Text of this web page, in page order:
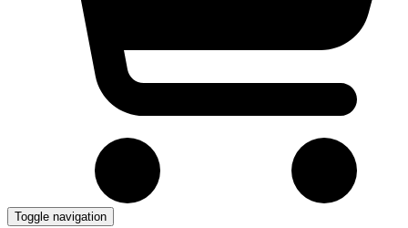
Toggle navigation